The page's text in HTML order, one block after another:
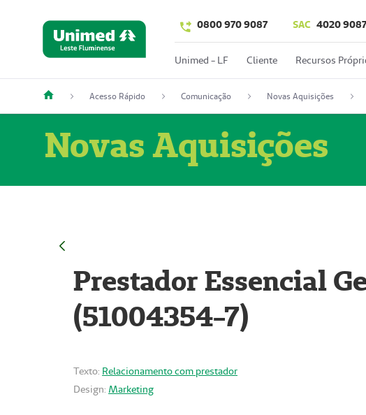
0800 970 9087 SAC 4020 9087
Unimed - LF Cliente Recursos
Acesso Rápido Comunicação Novas Aquisições
Novas Aquisições
Prestador Essencial
(51004354-7)
Texto: Relacionamento com prestador
Design: Marketing